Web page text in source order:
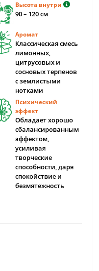
Высота внутри
90 – 120 cм
Аромат
Классическая смесь
лимонных,
цитрусовых и
сосновых терпенов
с землистыми
нотками
Психический
эффект
Обладает хорошо
сбалансированным
эффектом,
усиливая
творческие
способности, даря
спокойствие и
безмятежность